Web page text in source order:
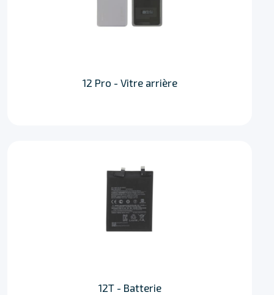
12 Pro - Vitre arrière
12T - Batterie